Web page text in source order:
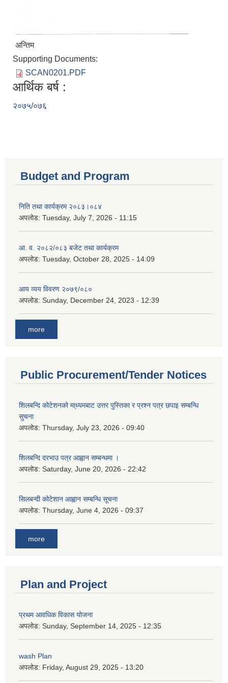
अन्तिम
Supporting Documents:
SCAN0201.PDF
आर्थिक बर्ष :
२०७५/०७६
Budget and Program
निति तथा कार्यक्रम २०८३।०८४
अपलोड: Tuesday, July 7, 2026 - 11:15
आ. व. २०८२/०८३ बजेट तथा कार्यक्रम
अपलोड: Tuesday, October 28, 2025 - 14:09
आय व्यय विवरण २०७९/०८०
अपलोड: Sunday, December 24, 2023 - 12:39
more
Public Procurement/Tender Notices
शिलबन्दि कोटेशनको मा्ध्यमबाट उत्तर पुस्तिका र प्रश्न पत्र छपाइ सम्बन्धि
सुचना
अपलोड: Thursday, July 23, 2026 - 09:40
शिलबन्दि दरभाउ पत्र आह्वान सम्बन्धमा ।
अपलोड: Saturday, June 20, 2026 - 22:42
सिलबन्दी कोटेशान आह्वान सम्बन्धि सूचना
अपलोड: Thursday, June 4, 2026 - 09:37
more
Plan and Project
प्रथम आवधिक विकास योजना
अपलोड: Sunday, September 14, 2025 - 12:35
wash Plan
अपलोड: Friday, August 29, 2025 - 13:20